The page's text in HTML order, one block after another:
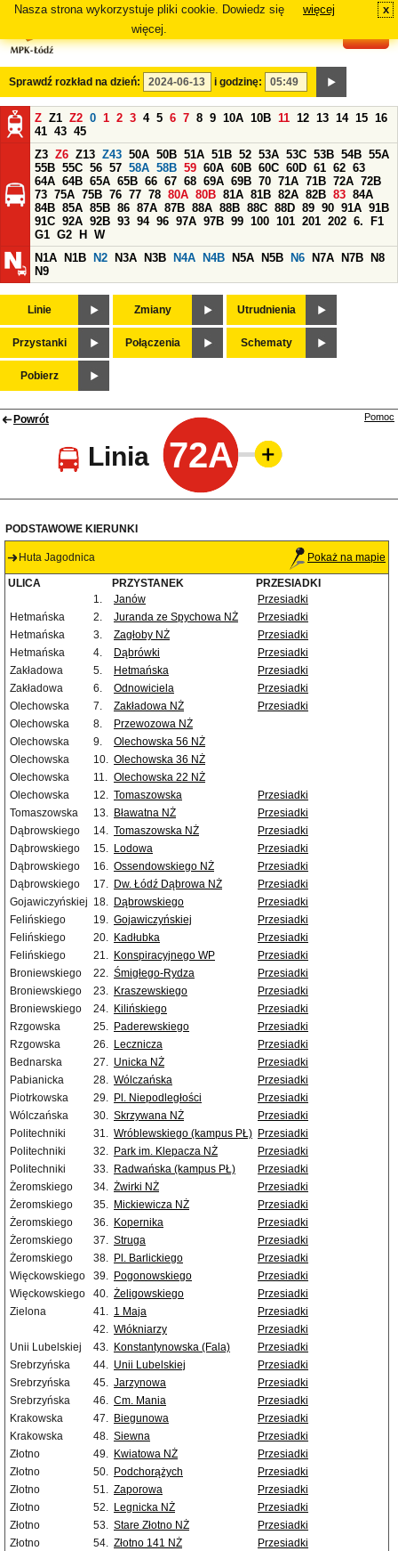
Nasza strona wykorzystuje pliki cookie. Dowiedz się
więcej.
więcej x
Sprawdź rozkład na dzień: i godzinę:
Z Z1 Z2 0 1 2 3 4 5 6 7 8 9 10A 10B 11 12 13 14 15 16
41 43 45
Z3 Z6 Z13 Z43 50A 50B 51A 51B 52 53A 53C 53B 54B 55A
55B 55C 56 57 58A 58B 59 60A 60B 60C 60D 61 62 63
64A 64B 65A 65B 66 67 68 69A 69B 70 71A 71B 72A 72B
73 75A 75B 76 77 78 80A 80B 81A 81B 82A 82B 83 84A
84B 85A 85B 86 87A 87B 88A 88B 88C 88D 89 90 91A 91B
91C 92A 92B 93 94 96 97A 97B 99 100 101 201 202 6.
F1
G1 G2 H
W
N1A
N1B N2 N3A N3B N4A N4B N5A N5B N6 N7A N7B
N8
N9
Linie Zmiany Utrudnienia
Przystanki Połączenia Schematy
Pobierz
Powrót
Linia 72A
Pomoc
PODSTAWOWE KIERUNKI
Huta Jagodnica Pokaż na mapie
ULICA PRZYSTANEK
PRZESIADKI
1.
Janów
Przesiadki
Hetmańska
2. Juranda ze Spychowa NŻ
Przesiadki
Hetmańska
3. Zagłoby NŻ
Przesiadki
Hetmańska
4. Dąbrówki
Przesiadki
Zakładowa
5. Hetmańska
Przesiadki
Zakładowa
6. Odnowiciela
Przesiadki
Olechowska
7. Zakładowa NŻ
Przesiadki
Olechowska
8.
Przewozowa NŻ
Olechowska
9.
Olechowska 56 NŻ
Olechowska
10. Olechowska 36 NŻ
Olechowska
11. Olechowska 22 NŻ
Olechowska
12. Tomaszowska
Przesiadki
Tomaszowska
13. Bławatna NŻ
Przesiadki
Dąbrowskiego
14. Tomaszowska NŻ
Przesiadki
Dąbrowskiego
15. Lodowa
Przesiadki
Dąbrowskiego
16. Ossendowskiego NŻ
Przesiadki
Dąbrowskiego
17. Dw. Łódź Dąbrowa NŻ
Przesiadki
Gojawiczyńskiej 18. Dąbrowskiego
Przesiadki
Felińskiego
19. Gojawiczyńskiej
Przesiadki
Felińskiego
20. Kadłubka
Przesiadki
Felińskiego
21. Konspiracyjnego WP
Przesiadki
Broniewskiego
22. Śmigłego-Rydza
Przesiadki
Broniewskiego
23. Kraszewskiego
Przesiadki
Broniewskiego
24. Kilińskiego
Przesiadki
Rzgowska
25. Paderewskiego
Przesiadki
Rzgowska
26. Lecznicza
Przesiadki
Bednarska
27. Unicka NŻ
Przesiadki
Pabianicka
28. Wólczańska
Przesiadki
Piotrkowska
29. Pl. Niepodległości
Przesiadki
Wólczańska
30. Skrzywana NŻ
Przesiadki
Politechniki
31. Wróblewskiego (kampus PŁ) Przesiadki
Politechniki
32. Park im. Klepacza NŻ
Przesiadki
Politechniki
33. Radwańska (kampus PŁ)
Przesiadki
Żeromskiego
34. Żwirki NŻ
Przesiadki
Żeromskiego
35. Mickiewicza NŻ
Przesiadki
Żeromskiego
36. Kopernika
Przesiadki
Żeromskiego
37. Struga
Przesiadki
Żeromskiego
38. Pl. Barlickiego
Przesiadki
Więckowskiego
39. Pogonowskiego
Przesiadki
Więckowskiego
40. Żeligowskiego
Przesiadki
Zielona
41. 1 Maja
Przesiadki
42. Włókniarzy
Przesiadki
Unii Lubelskiej
43. Konstantynowska (Fala)
Przesiadki
Srebrzyńska
44. Unii Lubelskiej
Przesiadki
Srebrzyńska
45. Jarzynowa
Przesiadki
Srebrzyńska
46. Cm. Mania
Przesiadki
Krakowska
47. Biegunowa
Przesiadki
Krakowska
48. Siewna
Przesiadki
Złotno
49. Kwiatowa NŻ
Przesiadki
Złotno
50. Podchorążych
Przesiadki
Złotno
51. Zaporowa
Przesiadki
Złotno
52. Legnicka NŻ
Przesiadki
Złotno
53. Stare Złotno NŻ
Przesiadki
Złotno
54. Złotno 141 NŻ
Przesiadki